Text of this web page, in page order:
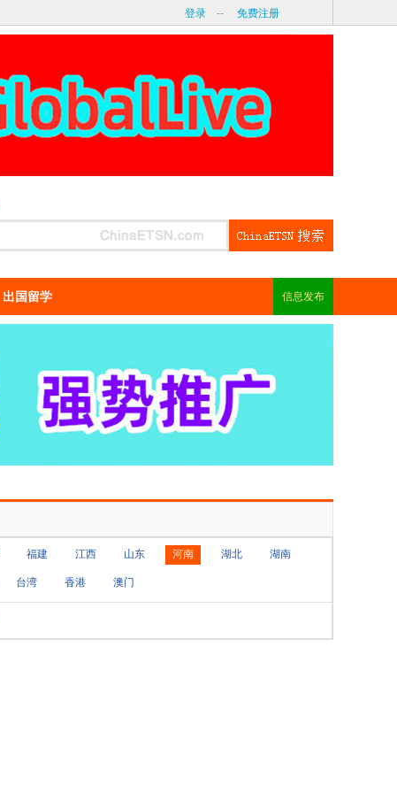
登录 -- 免费注册
出国留学 信息发布
福建 江西 山东 河南 湖北 湖南
台湾 香港 澳门